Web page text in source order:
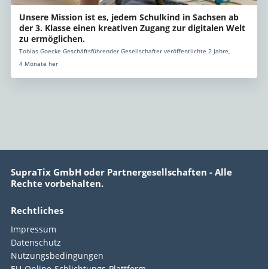
Unsere Mission ist es, jedem Schulkind in Sachsen ab
der 3. Klasse einen kreativen Zugang zur digitalen Welt
zu ermöglichen.
Tobias Goecke Geschäftsführender Gesellschafter veröffentlichte 2 Jahre,
4 Monate her
SupraTix GmbH oder Partnergesellschaften - Alle
Rechte vorbehalten.
Rechtliches
Impressum
Datenschutz
Nutzungsbedingungen